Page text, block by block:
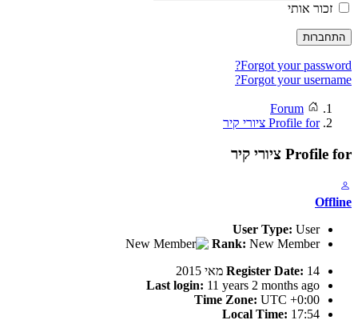
זכור אותי
התחברות
Forgot your password?
Forgot your username?
Forum
Profile for ציורי קיר
Profile for ציורי קיר
Offline
User Type: User
Rank: New Member
Register Date: 14 מאי 2015
Last login: 11 years 2 months ago
Time Zone: UTC +0:00
Local Time: 17:54